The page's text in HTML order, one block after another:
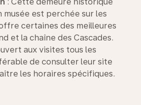
est perchée sur les
certaines des meilleures
et la chaîne des Cascades.
aux visites tous les
de consulter leur site
les horaires spécifiques.